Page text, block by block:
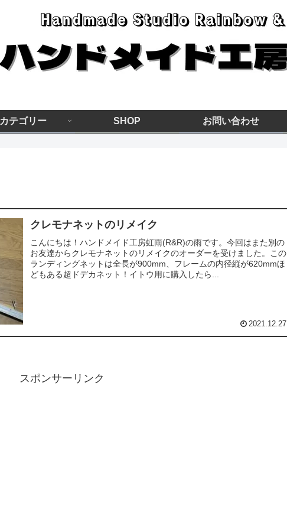
カテゴリー SHOP お問い合わせ
クレモナネットのリメイク
こんにちは！ハンドメイド工房虹雨(R&R)の雨です。今回はまた別の
お友達からクレモナネットのリメイクのオーダーを受けました。この
ランディングネットは全長が900mm、フレームの内径縦が620mmほ
どもある超ドデカネット！イトウ用に購入したら...
2021.12.27
スポンサーリンク